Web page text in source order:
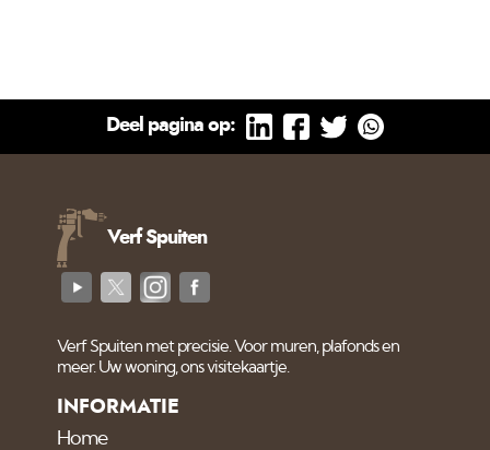
Deel pagina op:
Verf Spuiten
Verf Spuiten met precisie. Voor muren, plafonds en
meer. Uw woning, ons visitekaartje.
INFORMATIE
Home